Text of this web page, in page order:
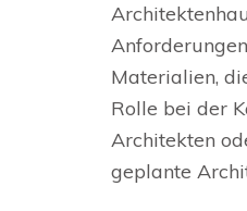
Materialien,
Rolle bei der
Architekten
geplante